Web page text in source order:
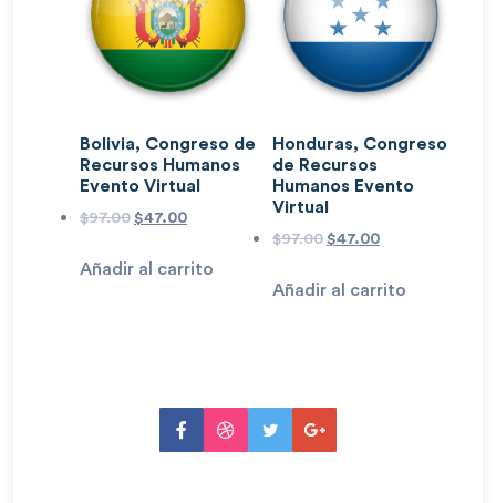
Bolivia, Congreso de
Recursos Humanos
Evento Virtual
$97.00$47.00
Añadir al carrito
Honduras, Congreso
de Recursos
Humanos Evento
Virtual
$97.00$47.00
Añadir al carrito